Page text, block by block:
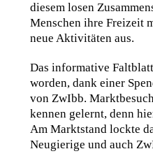
diesem losen
Menschen ihre Freizeit
neue Aktivitäten aus.
Das informative
worden, dank einer
von ZwIbb.
kennen gelernt, denn
Am Marktstand lockte
Neugierige und auch